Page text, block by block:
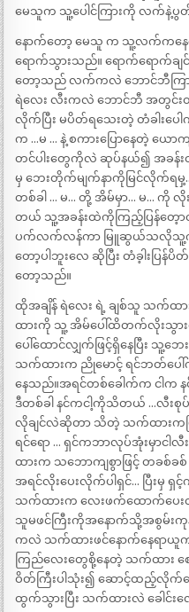
မေသူက သူ့ပေါင်ကြားကို လက်နဲ့ပွ
နောက်တော့ မေသူ က သူ့လက်ကနေ
ရောက်သွားသည်။ ရောက်ရောက်ခ
တော့သည် လက်ကလဲ ဘောင်ဘီကြ
ရဲလေး လီးကလဲ ဘောင်ဘီ အတွင်းထဲ
လိုက်ပြီး မပိတ်ရသေးတဲ့ တံခါးပ
က …မ … နဲ့ စကားပြောနေတဲ့ ယော
တင်ပါးတွေကိုလဲ ဆုပ်နယ်၍ အခန်
မှ ဘေးတိုက်မျက်နာကိုမြင်လိုက်ရမှ့
တစ်ခါ … မ… တို့ အိမ်မှာ… မ… ကို
တယ် သူ့အခန်းထဲကိုကြည့်ပြန်တေ့
ပက်လက်လန်ကာ မြူဆွယ်သလိုသူ့ကို
တော့ပါဘူးလေ ဆိုပြီး တံခ့ါးပြ
တော့သည်။
ထိုအချိန် ရဲလေး ရဲ့ ချစ်သူ သက်
ထားကို သူ့ အိမ်ပေါ်ထိတက်လိုးသွား
ပေါ်ထောင်လျှက်ဖြင့်ရှိနေပြီး သူ့
သက်ထားက ညိုမောင့် ရင်ဘတ်ပေ
နေသည်။အရင်တစ်ခေါက်က ငါက
ဒီတစ်ခါ နင်ကငါ့ကိုသိတယ် …လီးစု
လိုချင်လဲဆိုတာ သိတဲ့ သက်ထားကဖြတ်
ရင်ရော … ရှင်ကဘာလုပ်အုံးမှာငါ
ထားက သဘောကျစွာဖြင့် တခစ်ခစ်
အရင်လိုးပေးလိုက်ပါရှင်… ပြီးမှ ရှ
သက်ထားက လေးဖက်ထောက်ပေး
သူမဖင်ကြီးကိုအနောက်သို့အစွမ်းကု
ကလဲ သက်ထားဖင်နောက်နေရာယူ
ကြည်လေးတွေစို့နေတဲ့ သက်ထား
ဝိတ်ကြီးပါသုံး၍ ဆောင့်ထည့်လို
ထွက်သွားပြီး သက်ထားလဲ ခေါင်းလ